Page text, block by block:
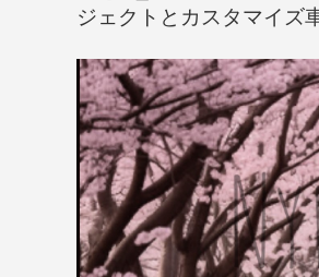
ジェクトとカスタマイズ